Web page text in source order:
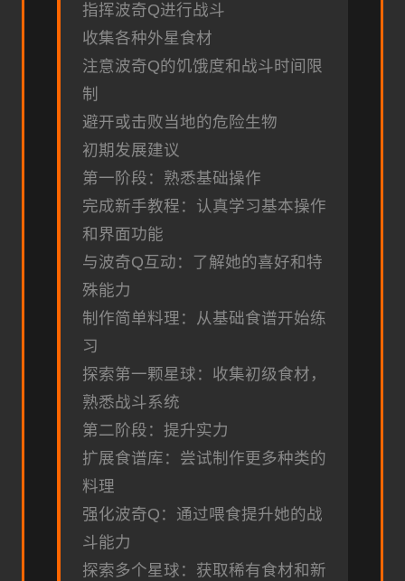
指挥波奇Q进行战斗
收集各种外星食材
注意波奇Q的饥饿度和战斗时间限
制
避开或击败当地的危险生物
初期发展建议
第一阶段：熟悉基础操作
完成新手教程：认真学习基本操作
和界面功能
与波奇Q互动：了解她的喜好和特
殊能力
制作简单料理：从基础食谱开始练
习
探索第一颗星球：收集初级食材，
熟悉战斗系统
第二阶段：提升实力
扩展食谱库：尝试制作更多种类的
料理
强化波奇Q：通过喂食提升她的战
斗能力
探索多个星球：获取稀有食材和新